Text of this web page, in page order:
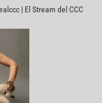
| El Stream del CCC